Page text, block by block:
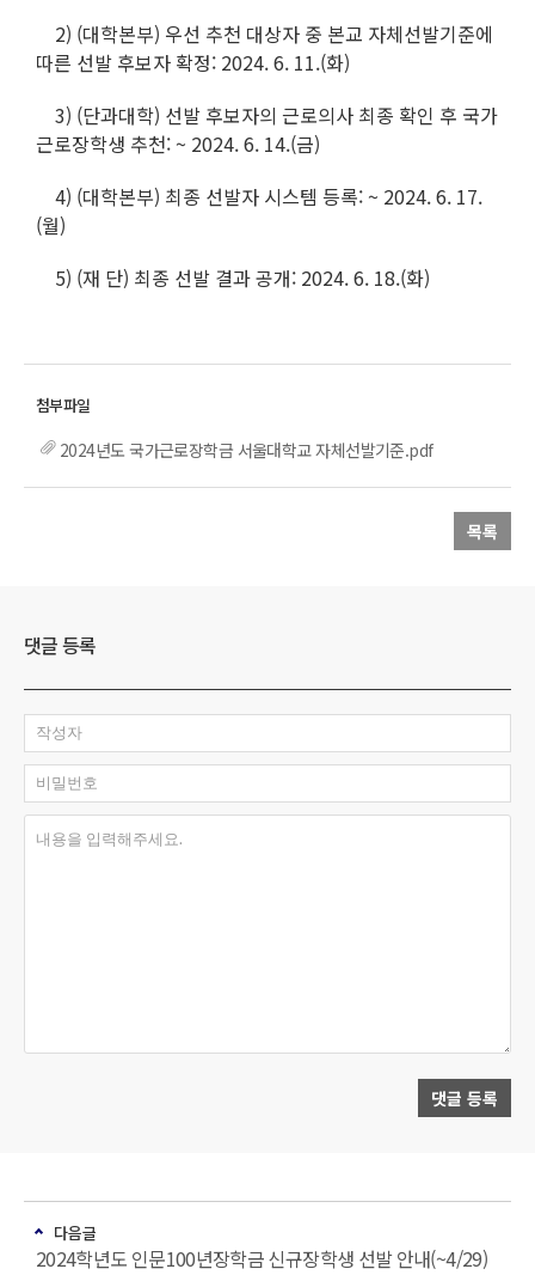
2) (대학본부) 우선 추천 대상자 중 본교 자체선발기준에
따른 선발 후보자 확정: 2024. 6. 11.(화)
3) (단과대학) 선발 후보자의 근로의사 최종 확인 후 국가
근로장학생 추천: ~ 2024. 6. 14.(금)
4) (대학본부) 최종 선발자 시스템 등록: ~ 2024. 6. 17.
(월)
5) (재 단) 최종 선발 결과 공개: 2024. 6. 18.(화)
2024년도 국가근로장학금 서울대학교 자체선발기준.pdf
목록
댓글 등록
작성자
비밀번호
내용을 입력해주세요.
댓글 등록
다음글
2024학년도 인문100년장학금 신규장학생 선발 안내(~4/29)